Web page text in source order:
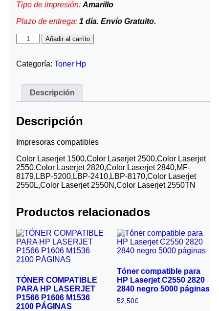
Tipo de impresión: Amarillo
Plazo de entrega: 1 día. Envío Gratuito.
Añadir al carrito
Categoría: Toner Hp
Descripción
Descripción
Impresoras compatibles
Color Laserjet 1500,Color Laserjet 2500,Color Laserjet
2550,Color Laserjet 2820,Color Laserjet 2840,MF-
8179,LBP-5200,LBP-2410,LBP-8170,Color Laserjet
2550L,Color Laserjet 2550N,Color Laserjet 2550TN
Productos relacionados
TÓNER COMPATIBLE
PARA HP LASERJET
P1566 P1606 M1536
2100 PÁGINAS
Tóner compatible para
HP Laserjet C2550 2820
2840 negro 5000 páginas
52,50€